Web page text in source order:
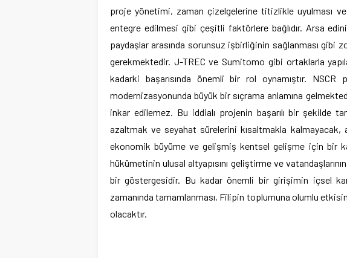
proje yönetimi, zaman çizelgelerine titizlikle uyulması
entegre edilmesi gibi çeşitli faktörlere bağlıdır. Arsa
paydaşlar arasında sorunsuz işbirliğinin sağlanması gibi
gerekmektedir. J-TREC ve Sumitomo gibi ortaklarla
kadarki başarısında önemli bir rol oynamıştır. NSCR
modernizasyonunda büyük bir sıçrama anlamına
inkar edilemez. Bu iddialı projenin başarılı bir şekilde
azaltmak ve seyahat sürelerini kısaltmakla kalmayacak,
ekonomik büyüme ve gelişmiş kentsel gelişme için bir
hükümetinin ulusal altyapısını geliştirme ve
bir göstergesidir. Bu kadar önemli bir girişimin içsel
zamanında tamamlanması, Filipin toplumuna olumlu
olacaktır.